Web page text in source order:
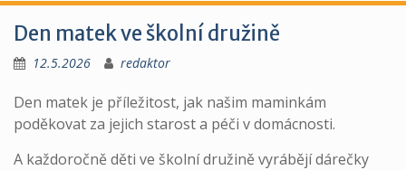
Den matek ve školní družině
12.5.2026 redaktor
Den matek je příležitost, jak našim maminkám
poděkovat za jejich starost a péči v domácnosti.
A každoročně děti ve školní družině vyrábějí dárečky